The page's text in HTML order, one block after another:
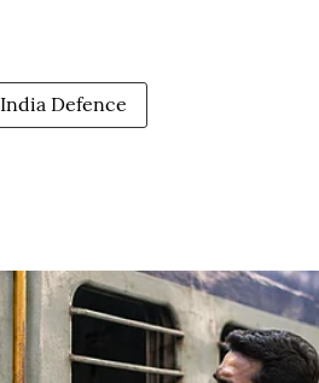
India Defence